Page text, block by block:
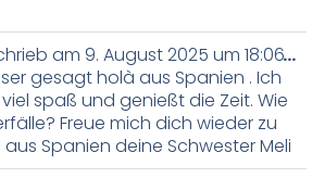
am 9. August 2025 um 18:06
gesagt holà aus Spanien . Ich
spaß und genießt die Zeit. Wie
Freue mich dich wieder zu
Spanien deine Schwester Meli
…